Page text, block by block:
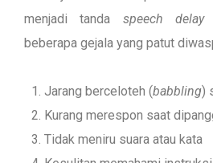
menjadi tanda speech delay
beberapa gejala yang patut
Jarang berceloteh (babbling)
Kurang merespon saat
Tidak meniru suara atau kata